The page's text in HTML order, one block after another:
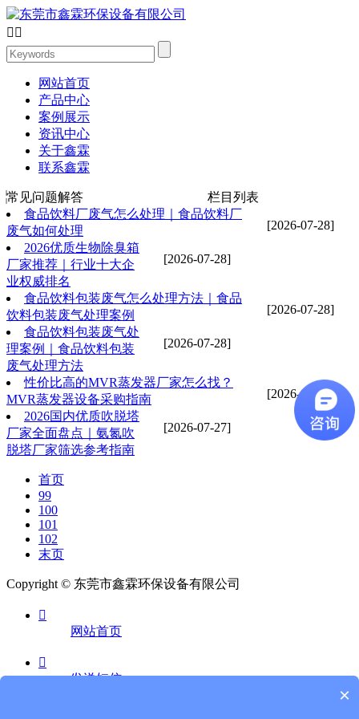
 
网站首页
产品中心
案例展示
资讯中心
关于鑫霖
联系鑫霖
常见问题解答 栏目列表
[2026-07-28]
食品饮料厂废气怎么处理｜食品饮料厂
废气如何处理
[2026-07-28]
2026优质生物除臭箱
厂家推荐｜行业十大企
业权威排名
[2026-07-28]
食品饮料包装废气怎么处理方法｜食品
饮料包装废气处理案例
[2026-07-28]
食品饮料包装废气处
理案例｜食品饮料包装
废气处理方法
[2026-07-27]
性价比高的MVR蒸发器厂家怎么找？
MVR蒸发器设备采购指南
[2026-07-27]
2026国内优质吹脱塔
厂家全面盘点｜氨氮吹
脱塔厂家筛选参考指南
首页
99
100
101
102
末页
Copyright © 东莞市鑫霖环保设备有限公司

网站首页

发送短信
×